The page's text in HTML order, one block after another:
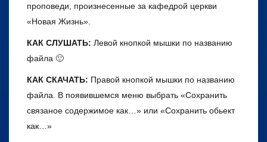
проповеди, произнесенные за кафедрой церкви
«Новая Жизнь».
КАК СЛУШАТЬ: Левой кнопкой мышки по названию
файла 🙂
КАК СКАЧАТЬ: Правой кнопкой мышки по названию
файла. В появившемся меню выбрать «Сохранить
связаное содержимое как…» или «Сохранить обьект
как…»